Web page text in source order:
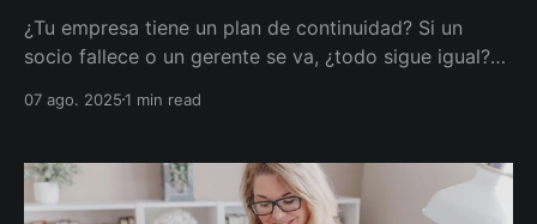
¿Tu empresa tiene un plan de continuidad? Si un
socio fallece o un gerente se va, ¿todo sigue igual?
empresa con herramientas simples y poderosas.
07 ago. 20251 min read